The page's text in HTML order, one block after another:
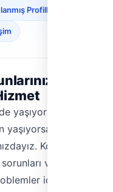
Profiller
yaşıyorsanız
Kombi
veya
için